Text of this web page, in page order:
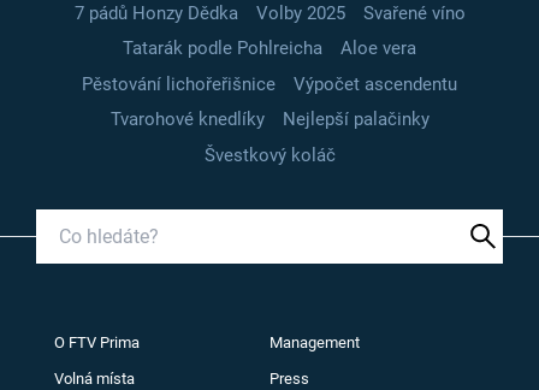
7 pádů Honzy Dědka
Volby 2025
Svařené víno
Tatarák podle Pohlreicha
Aloe vera
Pěstování lichořeřišnice
Výpočet ascendentu
Tvarohové knedlíky
Nejlepší palačinky
Švestkový koláč
O FTV Prima Management
Volná místa Press